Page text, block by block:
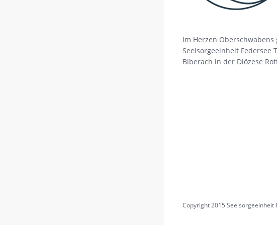
Im Herzen Oberschwabens
Seelsorgeeinheit Federsee
Biberach in der Diözese
Copyright 2015